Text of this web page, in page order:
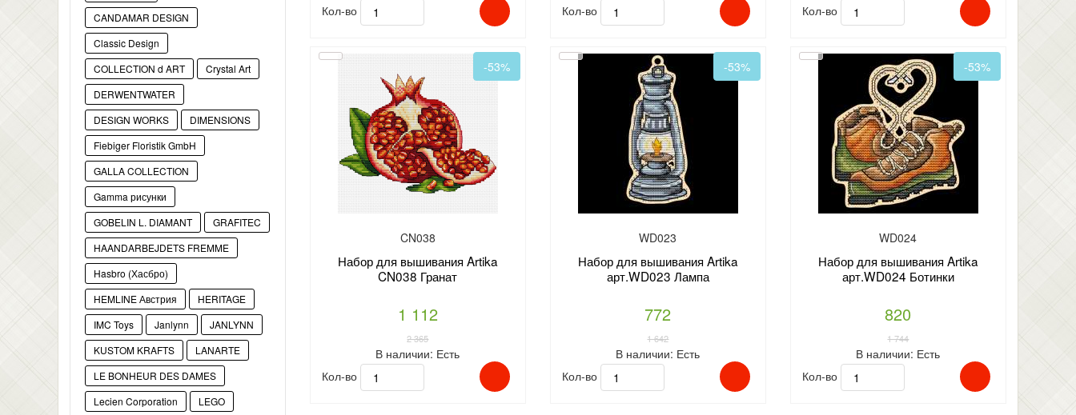
CANDAMAR DESIGN
Classic Design
COLLECTION d ART
Crystal Art
DERWENTWATER
DESIGN WORKS
DIMENSIONS
Fiebiger Floristik GmbH
GALLA COLLECTION
Gamma рисунки
GOBELIN L. DIAMANT
GRAFITEC
HAANDARBEJDETS FREMME
Hasbro (Хасбро)
HEMLINE Австрия
HERITAGE
IMC Toys
Janlynn
JANLYNN
KUSTOM KRAFTS
LANARTE
LE BONHEUR DES DAMES
Lecien Corporation
LEGO
Кол-во
Кол-во
Кол-во
-53%
CN038
Набор для вышивания Artika
CN038 Гранат
1 112
2 365
В наличии: Есть
Кол-во
-53%
WD023
Набор для вышивания Artika
арт.WD023 Лампа
772
1 642
В наличии: Есть
Кол-во
-53%
WD024
Набор для вышивания Artika
арт.WD024 Ботинки
820
1 744
В наличии: Есть
Кол-во